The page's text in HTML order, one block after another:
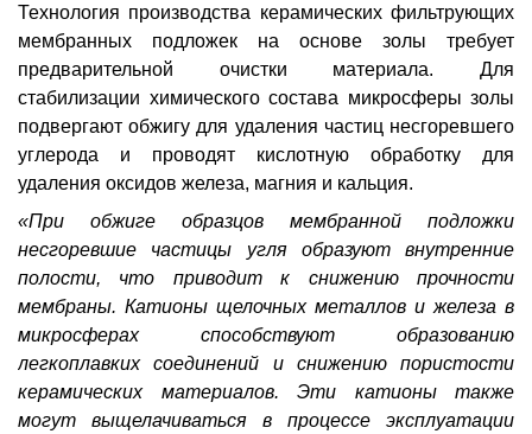
Технология производства керамических фильтрующих
мембранных подложек на основе золы требует
предварительной очистки материала. Для
стабилизации химического состава микросферы золы
подвергают обжигу для удаления частиц несгоревшего
углерода и проводят кислотную обработку для
удаления оксидов железа, магния и кальция.
«При обжиге образцов мембранной подложки
несгоревшие частицы угля образуют внутренние
полости, что приводит к снижению прочности
мембраны. Катионы щелочных металлов и железа в
микросферах способствуют образованию
легкоплавких соединений и снижению пористости
керамических материалов. Эти катионы также
могут выщелачиваться в процессе эксплуатации